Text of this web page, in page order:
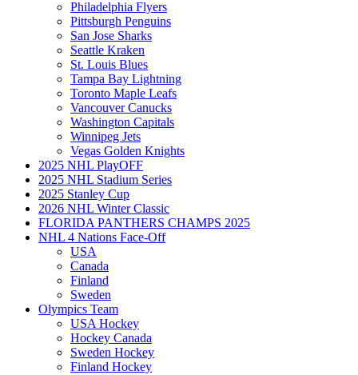
Philadelphia Flyers
Pittsburgh Penguins
San Jose Sharks
Seattle Kraken
St. Louis Blues
Tampa Bay Lightning
Toronto Maple Leafs
Vancouver Canucks
Washington Capitals
Winnipeg Jets
Vegas Golden Knights
2025 NHL PlayOFF
2025 NHL Stadium Series
2025 Stanley Cup
2026 NHL Winter Classic
FLORIDA PANTHERS CHAMPS 2025
NHL 4 Nations Face-Off
USA
Canada
Finland
Sweden
Olympics Team
USA Hockey
Hockey Canada
Sweden Hockey
Finland Hockey